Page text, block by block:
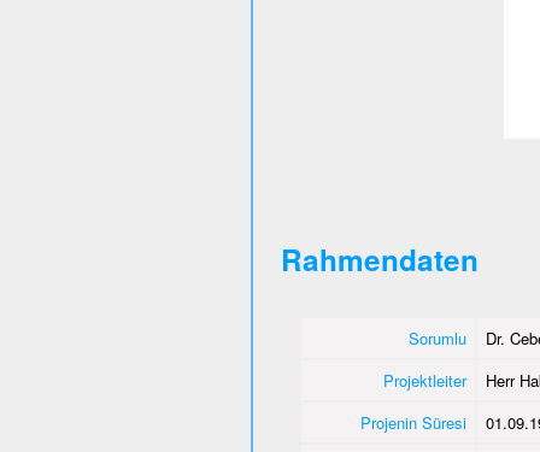
Rahmendaten
Sorumlu
Dr.
Projektleiter
Herr
Projenin Süresi